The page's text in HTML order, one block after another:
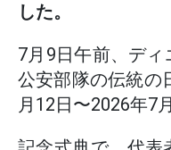
した。
7月9日午前、デ
公安部隊の伝統の
月12日〜2026年7